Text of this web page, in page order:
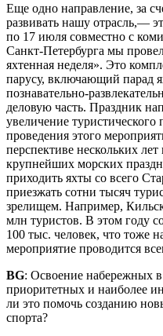
Еще одно направление, за
развивать нашу отрасль,—
по 17 июля совместно с
Санкт-Петербурга мы
яхтенная неделя». Это
парусу, включающий парад
познавательно-
деловую часть. Праздник
увеличение туристического
проведения этого
перспективе нескольких
крупнейших морских
приходить яхты со всего
приезжать сотни тысяч
зрелищем. Например,
млн туристов. В этом году
100 тыс. человек, что тоже
мероприятие проводится
BG: Освоение набережных
приоритетных и наиболее
ли это помочь созданию
спорта?